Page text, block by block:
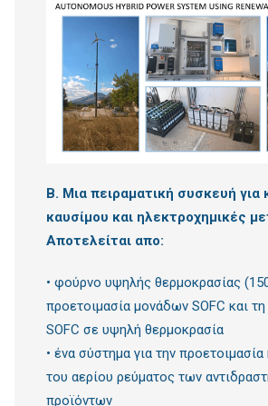
Β. Μια πειραματική συσκευή για
καυσίμου και ηλεκτροχημικές
Αποτελείται απο:
• φούρνο υψηλής θερμοκρασίας
προετοιμασία μονάδων SOFC και τη
SOFC σε υψηλή θερμοκρασία
• ένα σύστημα για την
του αερίου ρεύματος των
προϊόντων